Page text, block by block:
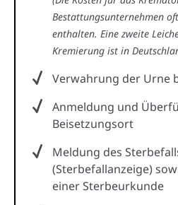
Bestattungsunternehmen
enthalten. Eine zweite
Kremierung ist in
Verwahrung der Urne
Anmeldung und
Beisetzungsort
Meldung des
(Sterbefallanzeige)
einer Sterbeurkunde